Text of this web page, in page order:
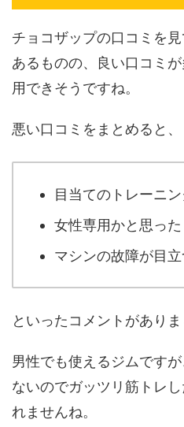
チョコザップの口コミを
あるものの、良い口コミ
用できそうですね。
悪い口コミをまとめると、
目当てのトレーニ
女性専用かと思った
マシンの故障が目立
といったコメントがありま
男性でも使えるジムです
ないのでガッツリ筋トレ
れませんね。